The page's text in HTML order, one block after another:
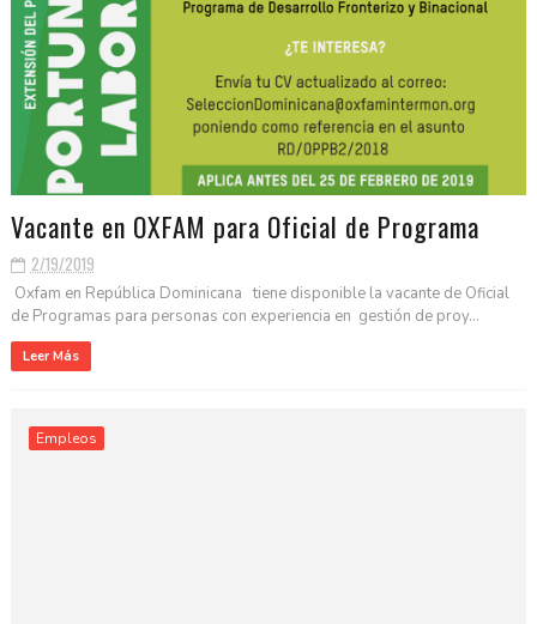
Vacante en OXFAM para Oficial de Programa
2/19/2019
Oxfam en República Dominicana tiene disponible la vacante de Oficial
de Programas para personas con experiencia en gestión de proy...
Leer Más
Empleos